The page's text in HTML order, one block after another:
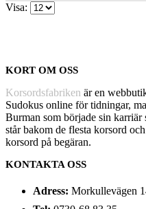
Visa:
KORT OM OSS
Korsordsfabriken är en
Sudokus online för tidningar,
Burman som började sin karriär
står bakom de flesta korsord
korsord på begäran.
KONTAKTA OSS
Adress: Morkullevägen